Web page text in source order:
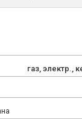
газ, электр.,